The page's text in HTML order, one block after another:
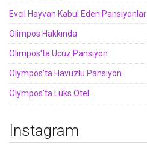
Evcil Hayvan Kabul Eden Pansiyonlar
Olimpos Hakkında
Olimpos'ta Ucuz Pansiyon
Olympos'ta Havuzlu Pansiyon
Olympos'ta Lüks Otel
Instagram